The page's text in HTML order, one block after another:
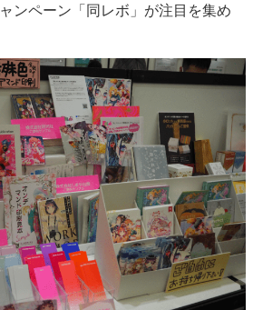
勝負！ ～多様なビジネス・多彩な商材～
古印刷機・製本機特集
2022 検査・校正特集
軌道を描く
語集 印刷機材年鑑
申し込み
サイトポリシー
ンペーン「同レボ」が注目を集め